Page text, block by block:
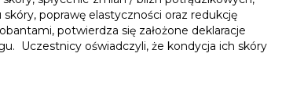
poprawę elastyczności oraz redukcję
potwierdza się założone deklaracje
Uczestnicy oświadczyli, że kondycja ich skóry